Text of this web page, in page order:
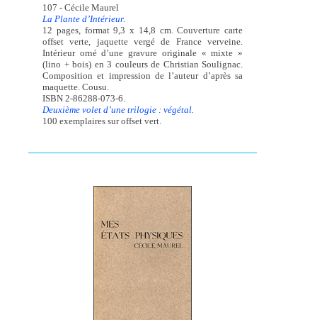
107 - Cécile Maurel
La Plante d’Intérieur.
12 pages, format 9,3 x 14,8 cm. Couverture carte
offset verte, jaquette vergé de France verveine.
Intérieur orné d’une gravure originale « mixte »
(lino + bois) en 3 couleurs de Christian Soulignac.
Composition et impression de l’auteur d’après sa
maquette. Cousu.
ISBN 2-86288-073-6.
Deuxième volet d’une trilogie : végétal.
100 exemplaires sur offset vert.